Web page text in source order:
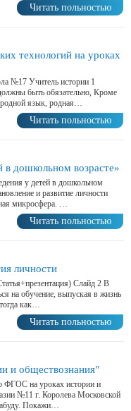
Читать польностью
технологий на уроках
№17 Учитель истории 1
быть обязательно, Кроме
родной язык, родная…
Читать польностью
дошкольном возрасте»
у детей в дошкольном
и развитие личности
микросфера. …
Читать польностью
личности
Слайд 2 В
на обучение, выпуская в жизнь
как…
Читать польностью
и обществознания"
ФГОС на уроках истории и
№11 г. Королева Московской
Покажи…